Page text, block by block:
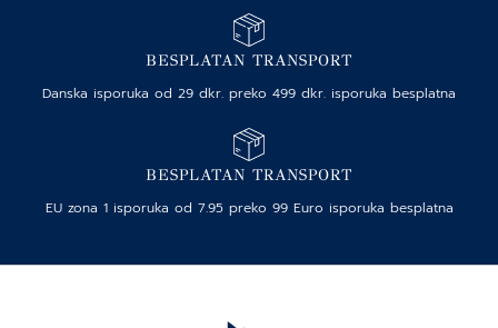
BESPLATAN TRANSPORT
Danska isporuka od 29 dkr. preko 499 dkr. isporuka besplatna
BESPLATAN TRANSPORT
EU zona 1 isporuka od 7.95 preko 99 Euro isporuka besplatna